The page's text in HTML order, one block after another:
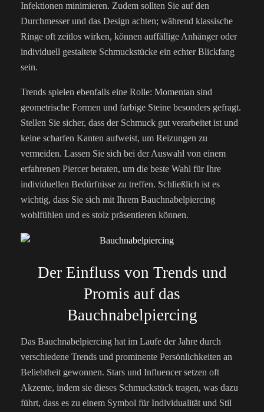
Infektionen minimieren. Zudem sollten Sie auf den
Durchmesser und das Design achten; während klassische
Ringe oft zeitlos wirken, können auffällige Anhänger oder
individuell gestaltete Schmuckstücke ein echter Blickfang
sein.
Trends spielen ebenfalls eine Rolle: Momentan sind
geometrische Formen und farbige Steine besonders gefragt.
Stellen Sie sicher, dass der Schmuck gut verarbeitet ist und
keine scharfen Kanten aufweist, um Reizungen zu
vermeiden. Lassen Sie sich bei der Auswahl von einem
erfahrenen Piercer beraten, um die beste Wahl für Ihre
individuellen Bedürfnisse zu treffen. Schließlich ist es
wichtig, dass Sie sich mit Ihrem Bauchnabelpiercing
wohlfühlen und es stolz präsentieren können.
Der Einfluss von Trends und
Promis auf das
Bauchnabelpiercing
Das Bauchnabelpiercing hat im Laufe der Jahre durch
verschiedene Trends und prominente Persönlichkeiten an
Beliebtheit gewonnen. Stars und Influencer setzen oft
Akzente, indem sie dieses Schmuckstück tragen, was dazu
führt, dass es zu einem Symbol für Individualität und Stil